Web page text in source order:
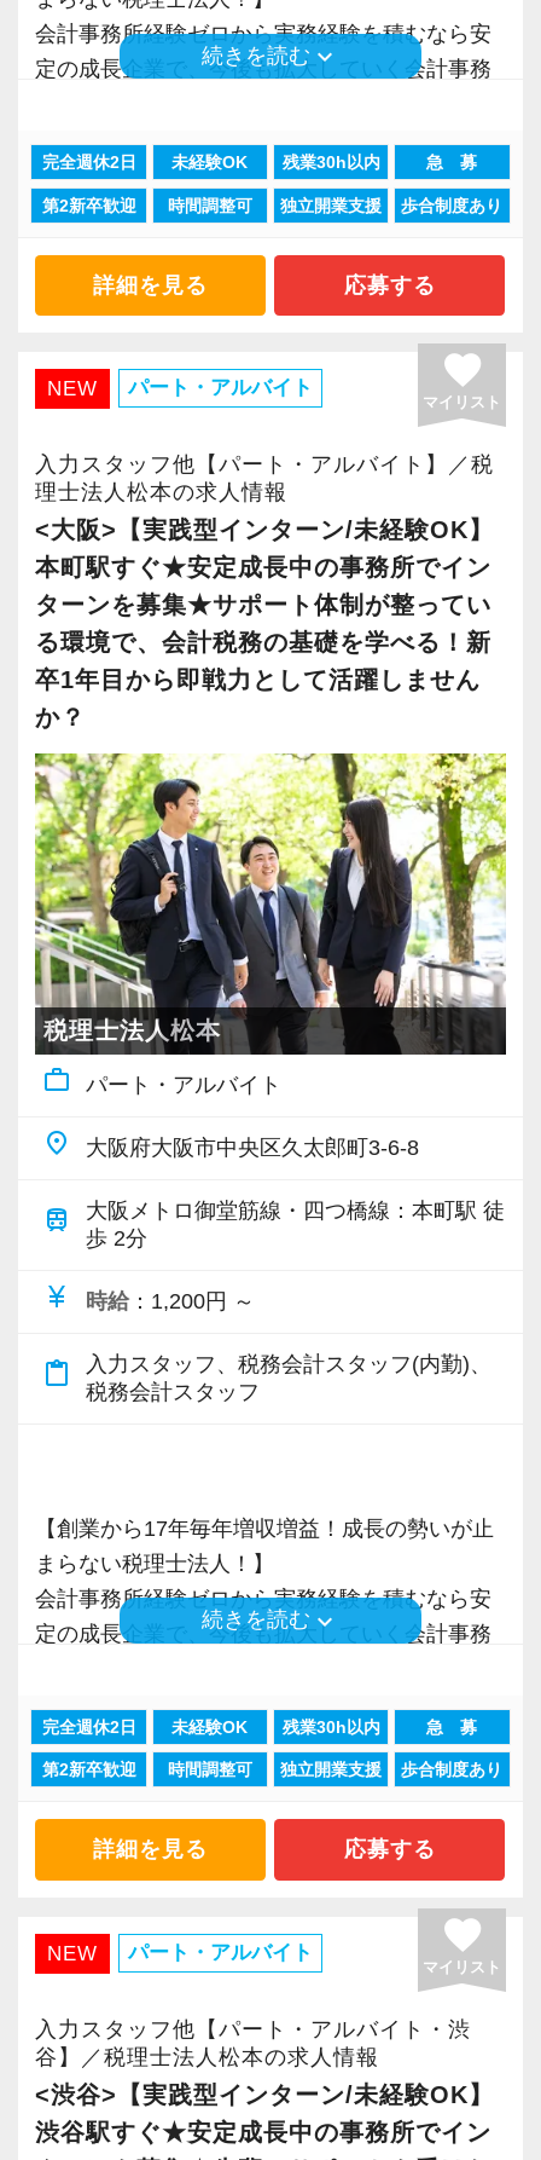
そのため、全拠点でスタッフの増員に力を入れ
ており、さらなるサービス品質の向上を目指し
また、職場環境の改善に積極的に取り組む企業
に対して認証される「社労士診断認証制度」を
取得しました。
「職場環境改善宣言企業」と「経営労務診断実
施企業」の認定を受け、今後も社員が働きやす
長く安心して働ける環境を用意してお待ちして
おりますので、当社で将来の不安なく働いてみ
【柏の事務所はこんなオフィスです】
昨年2022年12月にオープンした新しいオフィス
です。
柏駅東口から徒歩4分のアクセスで、地場のお客
様が多いという特徴があります。
現在は増員にも力を入れ拡大を続けているた
め、今後はさらなる新規のお客様獲得に向けた
戦略も行っていきます。
20代～30代の若手メンバーが中心となって運営
しており、とても勢いと活気のあるオフィスで
す。国税局OBの税理士も在籍しているため、ノ
ウハウや知識の面でも学べることが非常に多い
環境です。
これからどんどん成長していくオフィスなの
で、多彩なキャリアを描きながら活躍できるチ
ャンスが広がっています。
頼される税務のプロを目指せます】
様に寄り添う」ことが一つの使命です。
お客様から「こうしたい」という理想をいただ
いたら、それを一緒になって実現するために大
きく力を発揮できる存在でありたいと考えてい
ます。ご紹介案件が7割を超えているのも、そう
今後もお客様に満足していただけるようにスキ
ルの向上を目指し、税務のプロとして高い信頼
を獲得していきます。
お客様から信頼され、心の通ったサービスを提
【現在のスタッフの6割が業界未経験者！異業種
当社で活躍する未経験者は6割を占めているの
で、育成には多くの実績と自信があります。
安心してこの業界に飛び込んできてください！
入社後はOJTとOFF-JTを並行してマンツーマン
で指導します。
まったくの未経験者であれば、税務や会計に関
する座学や教養はOFF-JTで学びながら実務やお
会計事務所経験ゼロから実務経験を積むなら安
定の成長企業で、今後も拡大していく会計事務
現在当社では「渋谷」「新宿」「錦糸町」
「柏」「横浜」「大阪」の６拠点を展開してい
2021年6月に「渋谷オフィス」を新設し、その
後「新宿オフィス」「大阪オフィス」「錦糸町
さらに2022年12月には「柏オフィス」を開設
し、2025年には大阪オフィスを増床するなど、
事業拡大を続けています。
安定性抜群の環境で自己成長を実現できます。
社員の持つ「やる・やりたい」という気持ちを
大事にしているため、資格を持っていなくて
も、スピーディーなキャリアアップが可能で
す！
充実した実務重視のOJTで、安心して職務経験
と知識をゼロから身に付けられます！
税務・会計の経験と知識を磨きながらステップ
アップを目指しませんか？
【対象業種100種以上！節税・融資・税務調査に
強い税理士法人です】
創業以来17年連続増収増益、顧問先数2500以
上、全国6拠点で安定的に成長中です。
お客様に事務所までご来社いただく来所型サー
ビスで、中小企業の経営を幅広くサポートして
新規顧問契約のお客様が毎年400件以上増加！
で、税務調査にも精通しています。
税理士という仕事は不況に強い仕事で、融資対
応、給付金のサポート、補助金のサポートなど
ています。
また、職場環境の改善に積極的に取り組む企業
に対して認証される「社労士診断認証制度」を
「職場環境改善宣言企業」と「経営労務診断実
施企業」の認定を受け、今後も社員が働きやす
い環境づくりを積極的に推進していきます。
長く安心して働ける環境を用意してお待ちして
おりますので、当社で将来の不安なく働いてみ
【大阪の事務所はこんなオフィスです】
2018年10月にオープンして以降、怒涛の勢いで
成長している大阪オフィス。増員に伴い2022年
7月にはより広いビルへ拡張移転。
2025年10月には増床するなど、拡大の一途をた
どっています。
続きを読む keyboard_arrow_down
完全週休2日 未経験OK 残業30h以内 急 募
第2新卒歓迎 時間調整可 独立開業支援 歩合制度あり
詳細を見る 応募する
NEW パート・アルバイト favorite
マイリスト
入力スタッフ他【パート・アルバイト】／税
理士法人松本の求人情報
<大阪>【実践型インターン/未経験OK】
本町駅すぐ★安定成長中の事務所でイン
ターンを募集★サポート体制が整ってい
る環境で、会計税務の基礎を学べる！新
卒1年目から即戦力として活躍しません
か？
税理士法人松本
work_outline パート・アルバイト
place 大阪府大阪市中央区久太郎町3-6-8
train
大阪メトロ御堂筋線・四つ橋線：本町駅 徒
歩 2分
currency_yen 時給 ：1,200円 ～
content_paste
入力スタッフ、税務会計スタッフ(内勤)、
税務会計スタッフ
【創業から17年毎年増収増益！成長の勢いが止
まらない税理士法人！】
会計事務所経験ゼロから実務経験を積むなら安
定の成長企業で、今後も拡大していく会計事務
現在当社では「渋谷」「新宿」「錦糸町」
「柏」「横浜」「大阪」の６拠点を展開してい
2021年6月に「渋谷オフィス」を新設し、その
後「新宿オフィス」「大阪オフィス」「錦糸町
さらに2022年12月には「柏オフィス」を開設
し、2025年には大阪オフィスを増床するなど、
事業拡大を続けています。
安定性抜群の環境で自己成長を実現できます。
社員の持つ「やる・やりたい」という気持ちを
続きを読む keyboard_arrow_down
完全週休2日 未経験OK 残業30h以内 急 募
第2新卒歓迎 時間調整可 独立開業支援 歩合制度あり
詳細を見る 応募する
NEW パート・アルバイト favorite
マイリスト
入力スタッフ他【パート・アルバイト・渋
谷】／税理士法人松本の求人情報
<渋谷>【実践型インターン/未経験OK】
渋谷駅すぐ★安定成長中の事務所でイン